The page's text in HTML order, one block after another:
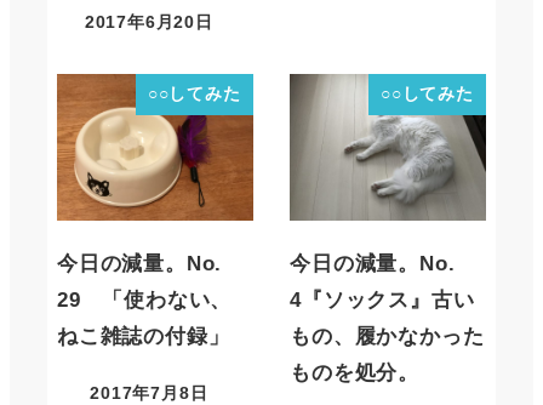
2017年6月20日
○○してみた
今日の減量。No.
29 「使わない、
ねこ雑誌の付録」
2017年7月8日
○○してみた
今日の減量。No.
4『ソックス』古い
もの、履かなかった
ものを処分。